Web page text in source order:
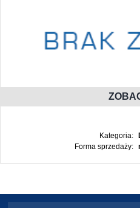
Kategoria:
Forma sprzedaży: